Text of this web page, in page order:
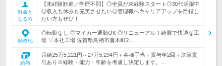
対象と
なる方
【未経験歓迎／学歴不問】◎全員が未経験スタート◎30代活躍中
◎収入も休みも充実させたい◎管理職へキャリアアップを目指し
たい方もぜひ！
勤務地
◎転勤なし ◎マイカー通勤OK ◎リニューアル！綺麗で快適な工
場 ▽本社工場 佐賀県鳥栖市藤木町2…
給与
月給25万5,221円～27万5,294円＋各種手当＋賞与年2回＋決算賞
与あり※経験・能力・年齢を考慮し決定します。…